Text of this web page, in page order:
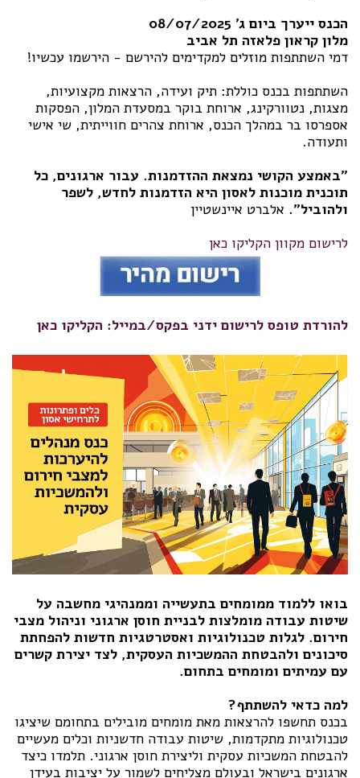
הכנס ייערך ביום ג' 08/07/2025
מלון קראון פלאזה תל אביב
דמי השתתפות מוזלים למקדימים להירשם - הירשמו עכשיו!
השתתפות בכנס כוללת: תיק ועידה, הרצאות מקצועיות,
מצגות, נטוורקינג, ארוחת בוקר במסעדת המלון, הפסקות
אספרסו בר במהלך הכנס, ארוחת צהרים חווייתית, שי אישי
ותעודה.
"באמצע הקושי נמצאת ההזדמנות. עבור ארגונים, כל
תוכנית מוכנות לאסון היא הזדמנות לחדש, לשפר
ולהוביל". אלברט איינשטיין
לרישום מקוון הקליקו כאן
להורדת טופס לרישום ידני בפקס/במייל: הקליקו כאן
בואו ללמוד ממומחים בתעשייה וממנהיגי מחשבה על
שיטות עבודה מומלצות לבניית חוסן ארגוני וניהול מצבי
חירום. לגלות טכנולוגיות ואסטרטגיות חדשות להפחתת
סיכונים ולהבטחת ההמשכיות העסקית, לצד יצירת קשרים
עם עמיתים ומומחים בתחום.
למה כדאי להשתתף?
בכנס תחשפו להרצאות מאת מומחים מובילים בתחומם שיציגו
טכנולוגיות מתקדמות, שיטות עבודה חדשניות וכלים מעשיים
להבטחת המשכיות עסקית וליצירת חוסן ארגוני. תלמדו כיצד
ארגונים בישראל ובעולם מצליחים לשמור על יציבות בעידן